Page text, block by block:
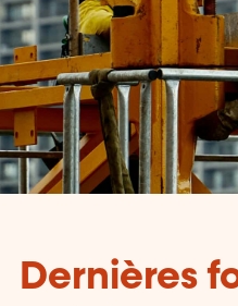
Dernières